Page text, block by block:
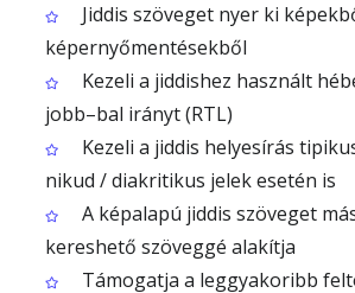
Jiddis szöveget nyer ki
képernyőmentésekből
Kezeli a jiddishez használt
jobb–bal irányt (RTL)
Kezeli a jiddis helyesírás
nikud / diakritikus jelek esetén is
A képalapú jiddis szöveget
kereshető szöveggé alakítja
Támogatja a leggyakoribb